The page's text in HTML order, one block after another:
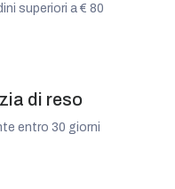
superiori a € 80
di reso
entro 30 giorni